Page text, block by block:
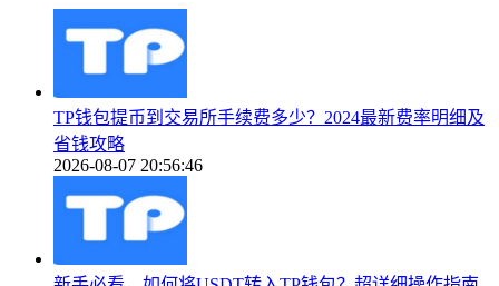
TP钱包提币到交易所手续费多少？2024最新费率明细及
省钱攻略
2026-08-07 20:56:46